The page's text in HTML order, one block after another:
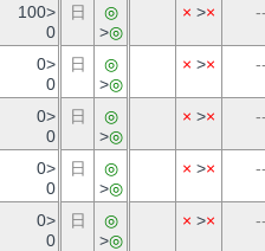
100>
0
日
◎
>◎
× >×
0>
0
日
◎
>◎
× >×
0>
0
日
◎
>◎
× >×
0>
0
日
◎
>◎
× >×
0>
0
日
◎
>◎
× >×